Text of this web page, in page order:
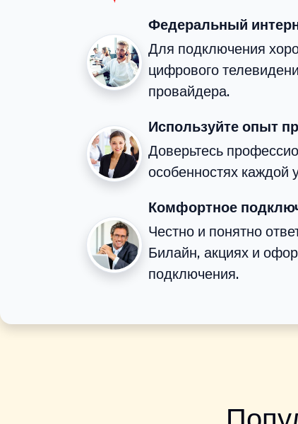
Федеральный
Для подключения
цифрового
провайдера.
Используйте опыт
Доверьтесь
особенностях каждой
Комфортное
Честно и понятно
Билайн, акциях и
подключения.